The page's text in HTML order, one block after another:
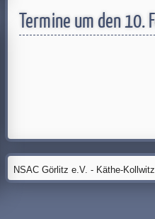
Termine um den 10.
NSAC Görlitz e.V. - Käthe-